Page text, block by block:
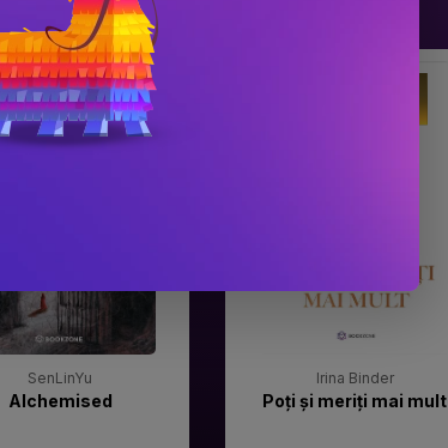
Literare
2025
SenLinYu
Alchemised
Irina Binder
Poți și meriți mai mult